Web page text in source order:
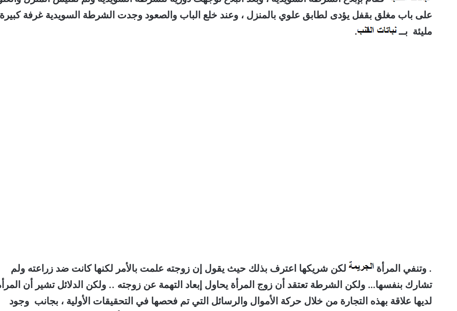
على باب مغلق بقفل يؤدى لطابق علوي بالمنزل ، وعند خلع الباب والصعود وجدت الشرطة السويدية غرفة كبيرة
مليئة بــ
.
. وتنفي المرأة
لكن شريكها اعترف بذلك حيث يقول إن زوجته علمت بالأمر لكنها كانت ضد زراعته ولم
تشارك بنفسها… ولكن الشرطة تعتقد أن زوج المرأة يحاول إبعاد التهمة عن زوجته .. ولكن الدلائل تشير أن
لديها علاقة بهذه التجارة من خلال حركة الأموال والرسائل التي تم فحصها في التحقيقات الأولية ، بجانب وجود